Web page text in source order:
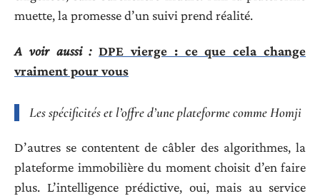
muette, la promesse d’un suivi prend réalité.
A voir aussi : DPE vierge : ce que cela change
vraiment pour vous
Les spécificités et l’offre d’une plateforme comme Homji
D’autres se contentent de câbler des algorithmes, la
plateforme immobilière du moment choisit d’en faire
plus. L’intelligence prédictive, oui, mais au service